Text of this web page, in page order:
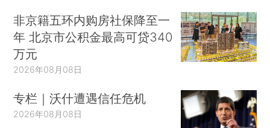
非京籍五环内购房社保降至一
年 北京市公积金最高可贷340
万元
2026年08月08日
专栏｜沃什遭遇信任危机
2026年08月08日